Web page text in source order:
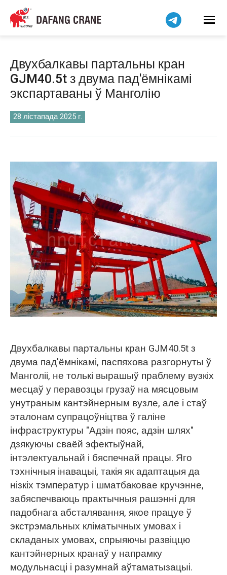
Двухбалкавы партальны кран
GJM40.5t з двума пад'ёмнікамі
экспартаваны ў Манголію
28 лістапада 2025 г.
Двухбалкавы партальны кран GJM40.5t з
двума пад'ёмнікамі, паспяхова разгорнуты ў
Манголіі, не толькі вырашыў праблему вузкіх
месцаў у перавозцы грузаў на мясцовым
унутраным кантэйнерным вузле, але і стаў
эталонам супрацоўніцтва ў галіне
інфраструктуры "Адзін пояс, адзін шлях"
дзякуючы сваёй эфектыўнай,
інтэлектуальнай і бяспечнай працы. Яго
тэхнічныя інавацыі, такія як адаптацыя да
нізкіх тэмператур і шматбаковае кручэнне,
забяспечваюць практычныя рашэнні для
падобнага абсталявання, якое працуе ў
экстрэмальных кліматычных умовах і
складаных умовах, спрыяючы развіццю
кантэйнерных кранаў у напрамку
модульнасці і разумнай аўтаматызацыі.
हिन्दी
Bahasa Indonesia
简体中文
বাংলা
فارسی
Pilipino
اردو
Čeština
Kiswahili
Dansk
Norsk
O‘zbekcha